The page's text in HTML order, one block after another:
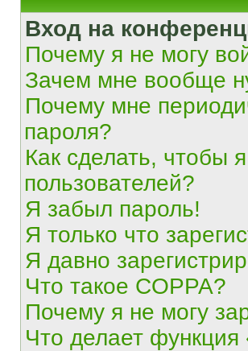
Вход на
Почему я не могу
Зачем мне вообще
Почему мне
пароля?
Как сделать, чтобы
пользователей?
Я забыл пароль!
Я только что
Я давно
Что такое COPPA?
Почему я не могу
Что делает